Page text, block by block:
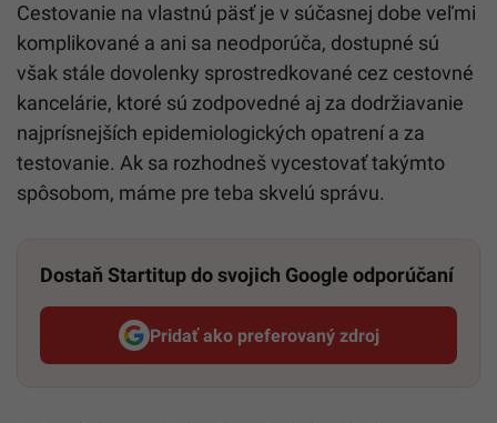
Cestovanie na vlastnú päsť je v súčasnej dobe veľmi
komplikované a ani sa neodporúča, dostupné sú
však stále dovolenky sprostredkované cez cestovné
kancelárie, ktoré sú zodpovedné aj za dodržiavanie
najprísnejších epidemiologických opatrení a za
testovanie. Ak sa rozhodneš vycestovať takýmto
spôsobom, máme pre teba skvelú správu.
Dostaň Startitup do svojich Google odporúčaní
Pridať ako preferovaný zdroj
Startitup, odkaz sa otvorí v